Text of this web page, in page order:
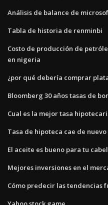
Análisis de balance de
Tabla de historia de renminbi
Costo de producción de
en nigeria
¿por qué debería comprar plata
Bloomberg 30 años tasas de
Cual es la mejor tasa
Tasa de hipoteca cae de nuevo
El aceite es bueno para tu
Mejores inversiones en el
Cómo predecir las tendencias